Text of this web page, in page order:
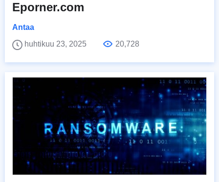
Eporner.com
Antaa
huhtikuu 23, 2025
20,728